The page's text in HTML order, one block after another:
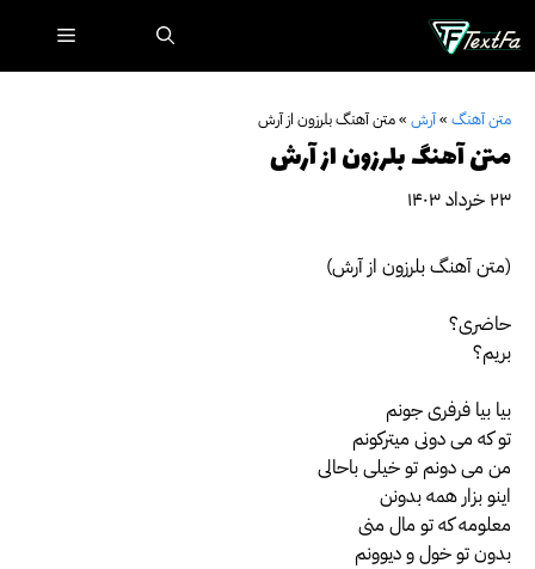
محتوا
فهرست
متن آهنگ »آرش »متن آهنگ بلرزون از آرش
متن آهنگ بلرزون از آرش
۲۳ خرداد ۱۴۰۳
(متن آهنگ بلرزون از آرش)
حاضری؟
بریم؟
بیا بیا فرفری جونم
تو که می دونی میترکونم
من می دونم تو خیلی باحالی
اینو بزار همه بدونن
معلومه که تو مال منی
بدون تو خول و دیوونم